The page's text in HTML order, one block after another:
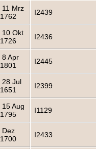
11 Mrz
1762
I2439
10 Okt
1726
I2436
8 Apr
1801
I2445
28 Jul
1651
I2399
15 Aug
1795
I1129
Dez
1700
I2433